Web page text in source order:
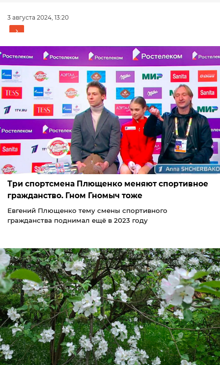
3 августа 2024, 13:20
Три спортсмена Плющенко меняют спортивное
гражданство. Гном Гномыч тоже
Евгений Плющенко тему смены спортивного
гражданства поднимал ещё в 2023 году